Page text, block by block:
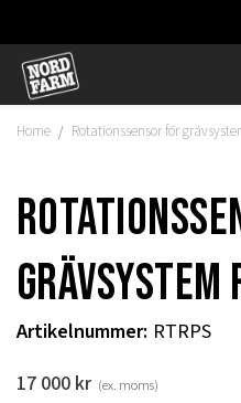
Hoppa
innehåll
Home / Rotationssensor för
grävsystem
Artikelnummer: RTRPS
17 000 kr (ex. moms)